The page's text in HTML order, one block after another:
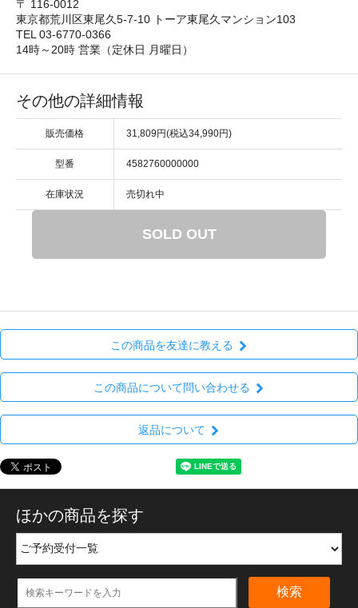
〒 116-0012
東京都荒川区東尾久5-7-10 トーア東尾久マンション103
TEL 03-6770-0366
14時～20時 営業（定休日 月曜日）
その他の詳細情報
販売価格 31,809円(税込34,990円)
型番 4582760000000
在庫状況 売切れ中
SOLD OUT
この商品を友達に教える
この商品について問い合わせる
返品について
ほかの商品を探す
検索